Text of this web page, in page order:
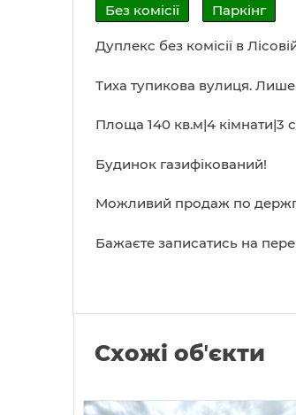
Без комісії
Паркінг
Дуплекс без комісії в
Тиха тупикова вулиця. Лише
Площа 140 кв.м|4 кімнати|3
Будинок газифікований!
Можливий продаж по
Бажаєте записатись на
Схожі обʼєкти